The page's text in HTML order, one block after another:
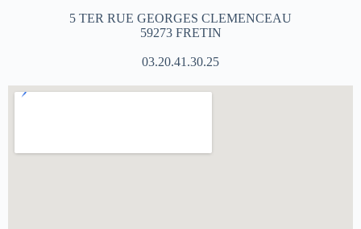
5 TER RUE GEORGES CLEMENCEAU
59273 FRETIN
03.20.41.30.25